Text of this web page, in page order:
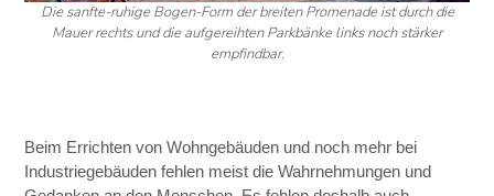
Die sanfte-ruhige Bogen-Form der breiten Promenade ist durch die
Mauer rechts und die aufgereihten Parkbänke links noch stärker
empfindbar.
Beim Errichten von Wohngebäuden und noch mehr bei
Industriegebäuden fehlen meist die Wahrnehmungen und